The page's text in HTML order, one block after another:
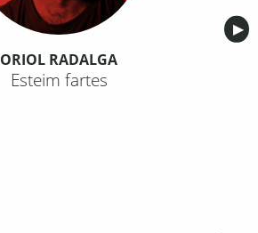
▶︎
ORIOL RADALGA
Esteim fartes